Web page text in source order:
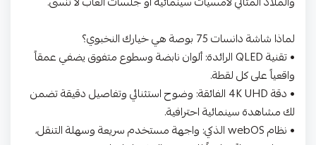
لماذا شاشة دانسات 75 بوصة هي خيارك النخبوي؟
• تقنية QLED الرائدة: ألوان نابضة وسطوع متفوق يضفي عمقاً
واقعياً على كل لقطة.
• دقة 4K UHD الفائقة: وضوح استثنائي وتفاصيل دقيقة تضمن
لك مشاهدة سينمائية احترافية.
• نظام webOS الذكي: واجهة مستخدم سريعة وسهلة التنقل،